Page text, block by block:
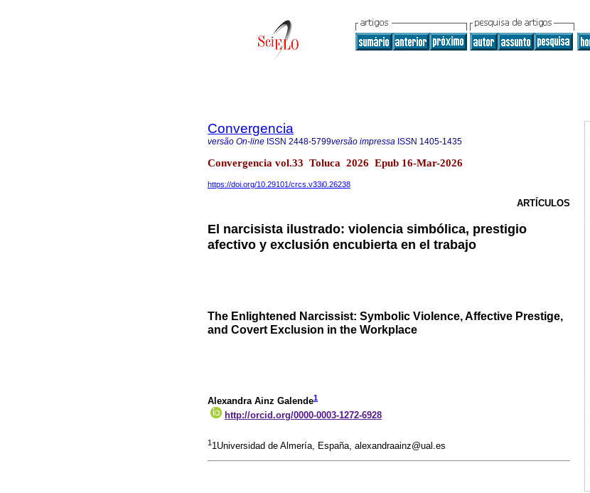
Convergencia
versão On-line ISSN 2448-5799versão impressa ISSN 1405-1435
Convergencia vol.33 Toluca 2026 Epub 16-Mar-2026
https://doi.org/10.29101/crcs.v33i0.26238
ARTÍCULOS
El narcisista ilustrado: violencia simbólica, prestigio
afectivo y exclusión encubierta en el trabajo
The Enlightened Narcissist: Symbolic Violence, Affective Prestige,
and Covert Exclusion in the Workplace
Alexandra Ainz Galende1
http://orcid.org/0000-0003-1272-6928
1 1Universidad de Almería, España, alexandraainz@ual.es